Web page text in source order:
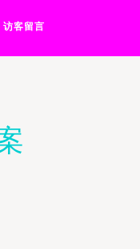
访客留言